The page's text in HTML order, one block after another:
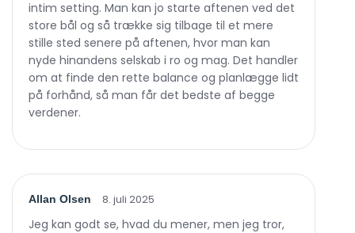
intim setting. Man kan jo starte aftenen ved det
store bål og så trække sig tilbage til et mere
stille sted senere på aftenen, hvor man kan
nyde hinandens selskab i ro og mag. Det handler
om at finde den rette balance og planlægge lidt
på forhånd, så man får det bedste af begge
verdener.
Allan Olsen 8. juli 2025
Jeg kan godt se, hvad du mener, men jeg tror,